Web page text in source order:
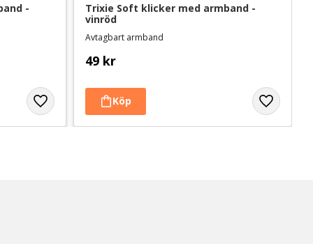
-
Trixie Soft klicker med armband -
vinröd
Avtagbart armband
49 kr